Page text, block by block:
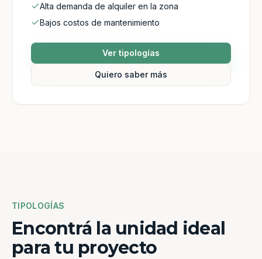
Alta demanda de alquiler en la zona
Bajos costos de mantenimiento
Ver tipologías
Quiero saber más
TIPOLOGÍAS
Encontrá la unidad ideal
para tu proyecto